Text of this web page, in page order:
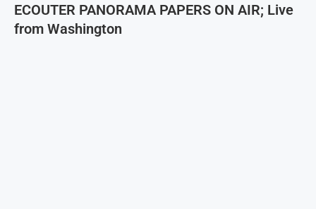
ECOUTER PANORAMA PAPERS ON AIR; Live
from Washington